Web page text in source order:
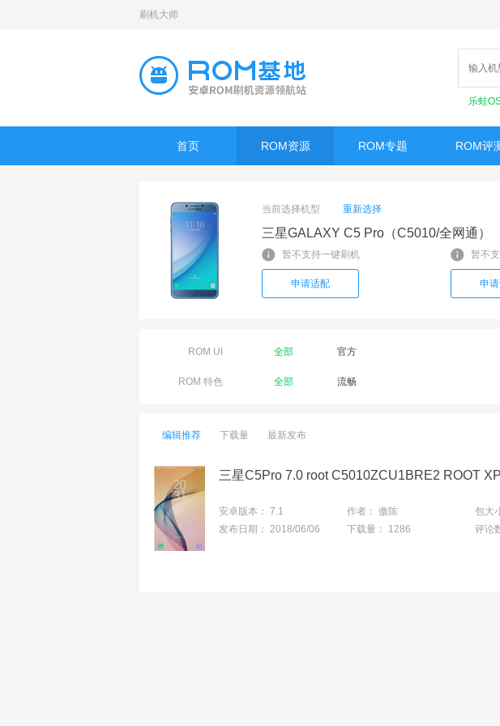
刷机大师
乐蛙
首页 ROM资源 ROM专题 ROM评
当前选择机型 重新选择
三星GALAXY C5 Pro（C5010/全网通）
暂不支持一键刷机
申请适配
暂不
申
ROM UI 全部 官方
ROM 特色 全部 流畅
编辑推荐 下载量 最新发布
安卓版本： 7.1 作者： 傲陈 包大
发布日期： 2018/06/06 下载量： 1286 评论